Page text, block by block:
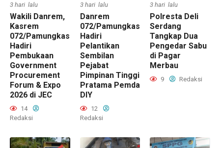
3 hari lalu
Wakili Danrem,
Kasrem
072/Pamungkas
Hadiri
Pembukaan
Government
Procurement
Forum & Expo
2026 di JEC
14
Redaksi
3 hari lalu
Danrem
072/Pamungkas
Hadiri
Pelantikan
Sembilan
Pejabat
Pimpinan Tinggi
Pratama Pemda
DIY
12
Redaksi
3 hari lalu
Polresta Deli
Serdang
Tangkap Dua
Pengedar Sabu
di Pagar
Merbau
9 Redaksi